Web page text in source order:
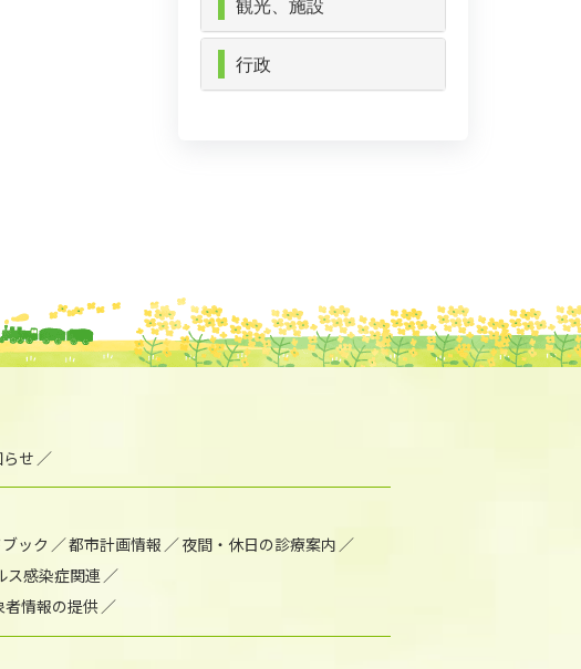
観光、施設
行政
せ
ック 都市計画情報
夜間・休日の診療案内
ス感染症関連
者情報の提供